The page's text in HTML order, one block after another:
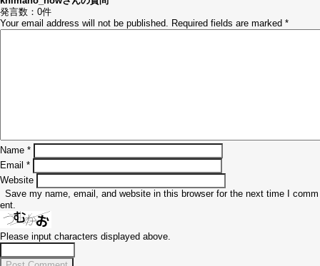
発言数： 0件
Your email address will not be published. Required fields are marked *
Name *
Email *
Website
Save my name, email, and website in this browser for the next time I comm
ent.
Please input characters displayed above.